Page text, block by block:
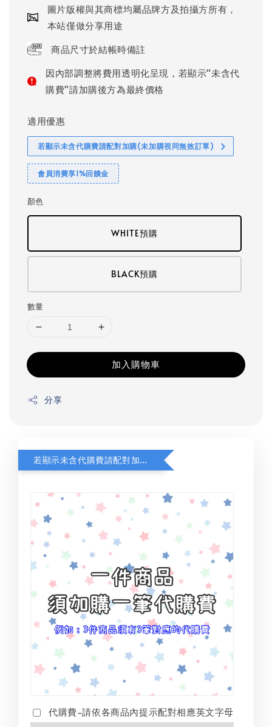
圖片版權與其商標均屬品牌方及拍攝方所有，
本站僅做分享用途
商品尺寸於結帳時備註
因內部調整將費用透明化呈現，若顯示"未含代
購費"請加購後方為最終價格
適用優惠
若顯示未含代購費請配對加購(未加購視同無效訂單)
會員消費享1%回饋金
顏色
WHITE預購
BLACK預購
數量
加入購物車
分享
若顯示未含代購費請配對加購(未加購視同無效訂單)
代購費-請依各商品內提示配對相應英文字母